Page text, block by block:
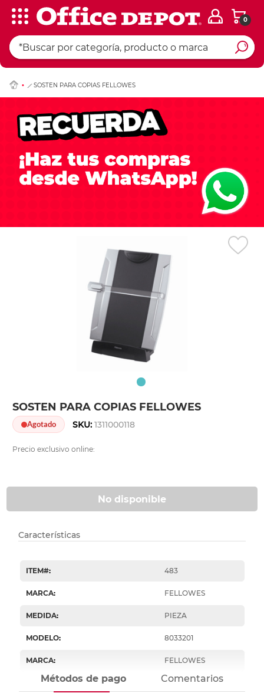
0
SOSTEN PARA COPIAS FELLOWES
SOSTEN PARA COPIAS FELLOWES
Agotado SKU:1311000118
Precio exclusivo online:
No disponible
Ingresar Codigo
Características
ITEM#: 483
MARCA: FELLOWES
MEDIDA: PIEZA
MODELO: 8033201
MARCA: FELLOWES
Métodos de pago Comentarios